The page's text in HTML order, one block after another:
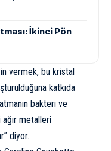
İkinci Pön
vermek, bu kristal
katkıda
bakteri ve
metalleri
diyor.